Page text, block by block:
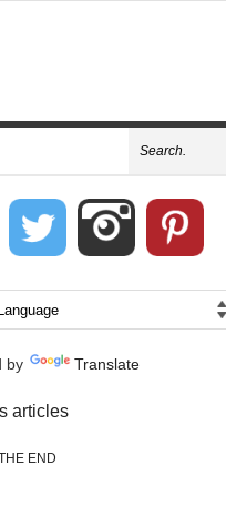
by Translate
articles
END